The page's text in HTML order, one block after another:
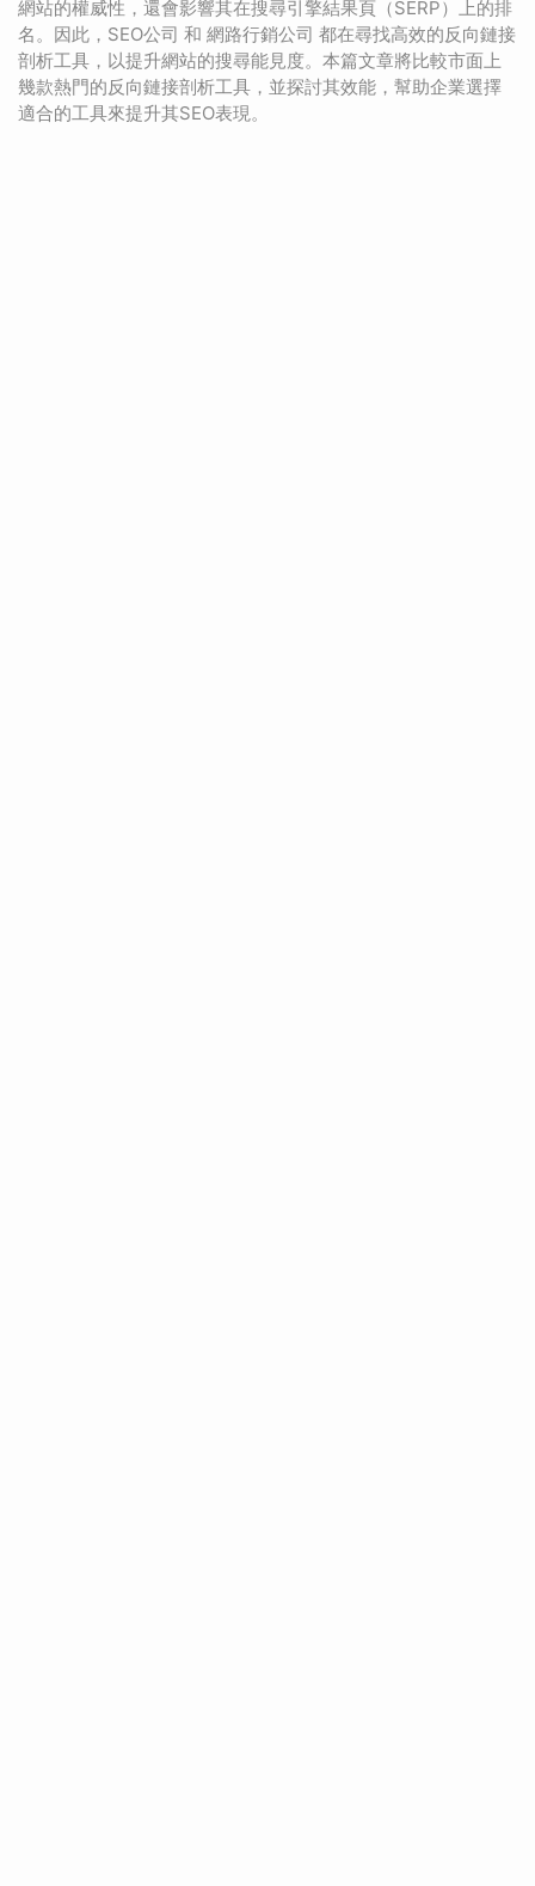
網站的權威性，還會影響其在搜尋引擎結果頁（SERP）上的排
名。因此，SEO公司 和 網路行銷公司 都在尋找高效的反向鏈接
剖析工具，以提升網站的搜尋能見度。本篇文章將比較市面上
幾款熱門的反向鏈接剖析工具，並探討其效能，幫助企業選擇
適合的工具來提升其SEO表現。